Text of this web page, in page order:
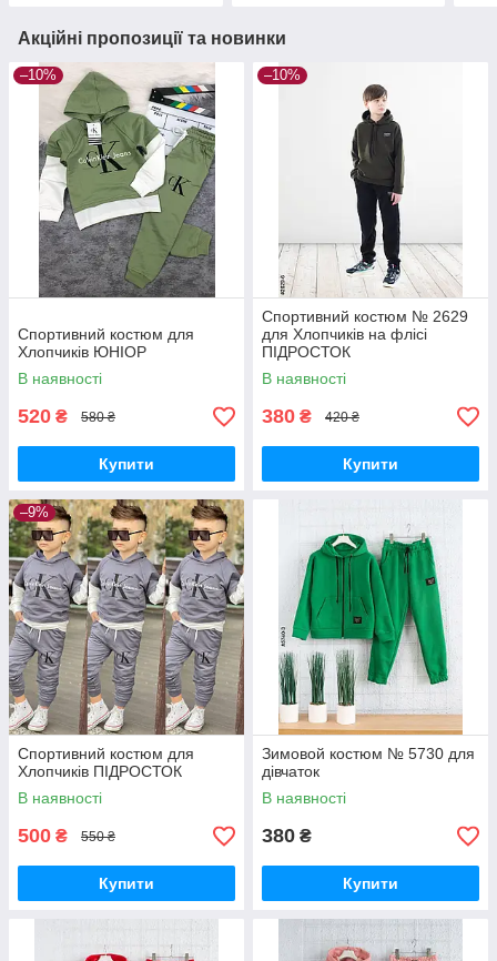
Акційні пропозиції та новинки
–10%
Спортивний костюм для
Хлопчиків ЮНІОР
В наявності
520 ₴ 580 ₴
Купити
–10%
Спортивний костюм № 2629
для Хлопчиків на флісі
ПІДРОСТОК
В наявності
380 ₴ 420 ₴
Купити
–9%
Спортивний костюм для
Хлопчиків ПІДРОСТОК
В наявності
500 ₴ 550 ₴
Купити
Зимовой костюм № 5730 для
дівчаток
В наявності
380 ₴
Купити